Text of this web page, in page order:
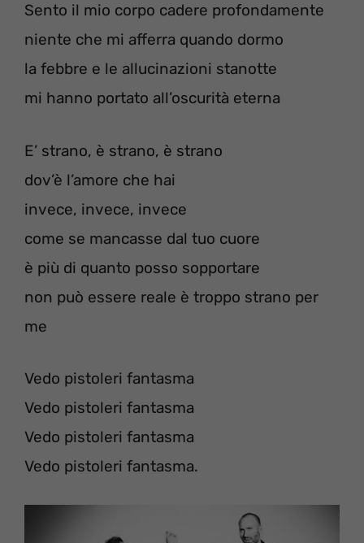
Sento il mio corpo cadere profondamente
niente che mi afferra quando dormo
la febbre e le allucinazioni stanotte
mi hanno portato all’oscurità eterna
E’ strano, è strano, è strano
dov’è l’amore che hai
invece, invece, invece
come se mancasse dal tuo cuore
è più di quanto posso sopportare
non può essere reale è troppo strano per
me
Vedo pistoleri fantasma
Vedo pistoleri fantasma
Vedo pistoleri fantasma
Vedo pistoleri fantasma.